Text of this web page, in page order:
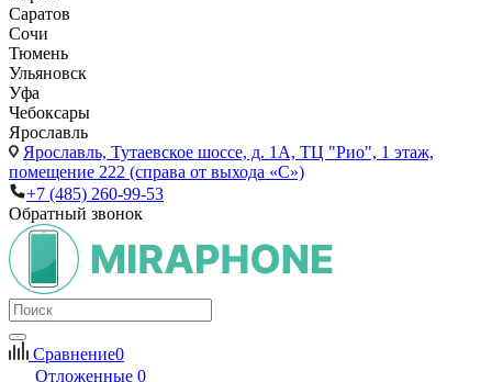
Саратов
Сочи
Тюмень
Ульяновск
Уфа
Чебоксары
Ярославль
Ярославль, Тутаевское шоссе, д. 1А, ТЦ "Рио", 1 этаж,
помещение 222 (справа от выхода «С»)
+7 (485) 260-99-53
Обратный звонок
Сравнение0
Отложенные 0